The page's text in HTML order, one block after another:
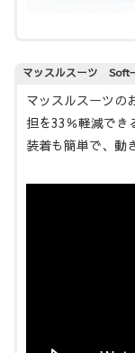
マッスルスーツ
マッスルスーツの
担を33％軽減でき
装着も簡単で、動